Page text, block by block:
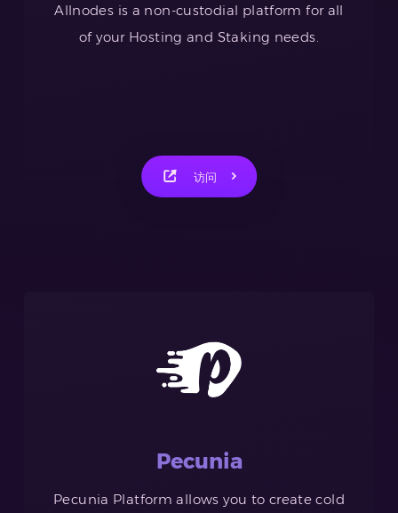
Allnodes is a non-custodial platform for all
of your Hosting and Staking needs.
访问
Pecunia
Pecunia Platform allows you to create cold